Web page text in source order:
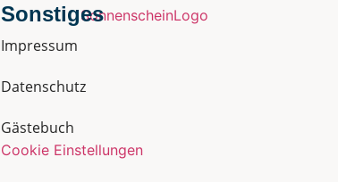
Sonstiges
Impressum
Datenschutz
Gästebuch
Cookie Einstellungen